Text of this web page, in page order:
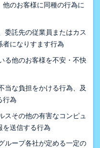
のお客様に同種の行為に
委託先の従業員またはカス
者になりすます行為
る他のお客様を不安・不快
当な負担をかける行為、及
行為
スその他の有害なコンピュ
を送信する行為
ループ各社が定める一定の